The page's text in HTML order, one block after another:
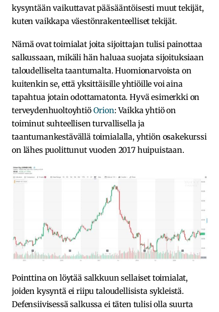
kysyntään vaikuttavat pääsääntöisesti muut tekijät,
kuten vaikkapa väestönrakenteelliset tekijät.
Nämä ovat toimialat joita sijoittajan tulisi painottaa
salkussaan, mikäli hän haluaa suojata sijoituksiaan
taloudelliselta taantumalta. Huomionarvoista on
kuitenkin se, että yksittäisille yhtiöille voi aina
tapahtua jotain odottamatonta. Hyvä esimerkki on
terveydenhuoltoyhtiö Orion: Vaikka yhtiö on
toiminut suhteellisen turvallisella ja
taantumankestävällä toimialalla, yhtiön osakekurssi
on lähes puolittunut vuoden 2017 huipuistaan.
Pointtina on löytää salkkuun sellaiset toimialat,
joiden kysyntä ei riipu taloudellisista sykleistä.
Defensiivisessä salkussa ei täten tulisi olla suurta